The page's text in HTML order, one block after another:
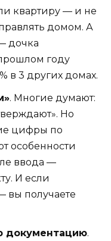
квартиру — и не
домом. А
дочка
году
в 3 других домах.
. Многие думают:
Но
цифры по
особенности
ввода —
И если
вы получаете
документацию.